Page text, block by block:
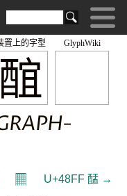
GlyphWiki
䣾
置上的字型
𝄜 U+48FF 䣿 →